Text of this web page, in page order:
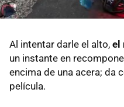
Al intentar darle el alto, el
un instante en
encima de una acera; da
película.